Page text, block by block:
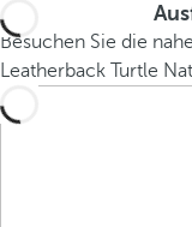
Besuchen Sie die
Leatherback Turtle